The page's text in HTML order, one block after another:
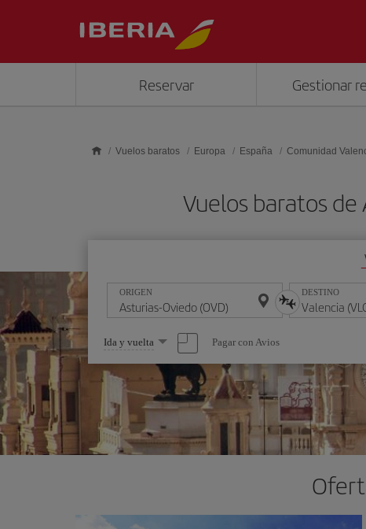
Reservar Gestionar
Vuelos baratos Europa España Comunidad
Vuelos baratos de
ORIGEN DESTINO
Seleccione
una
opción
Ida y vuelta Pagar con Avios